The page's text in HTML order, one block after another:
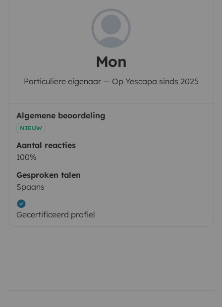
Mon
Particuliere eigenaar — Op Yescapa sinds 2025
Algemene beoordeling
NIEUW
Aantal reacties
100%
Gesproken talen
Spaans
Gecertificeerd profiel